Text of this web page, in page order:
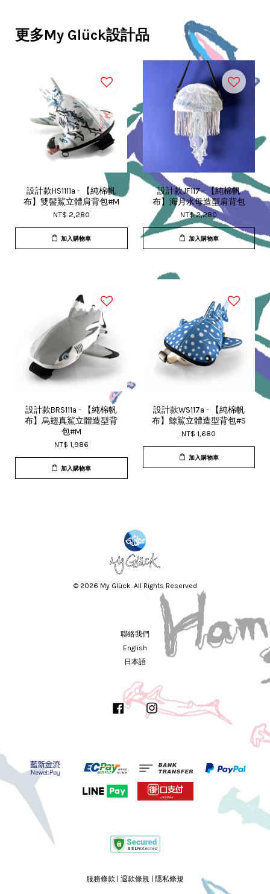
更多My Glück設計品
設計款HS1111a - 【純棉帆
布】雙髻鯊立體肩背包#M
NT$ 2,280
加入購物車
設計款JF117 - 【純棉帆
布】海月水母造型肩背包
NT$ 2,280
加入購物車
設計款BRS111a - 【純棉帆
布】烏翅真鯊立體造型背
包#M
NT$ 1,986
加入購物車
設計款WS117a - 【純棉帆
布】鯨鯊立體造型背包#S
NT$ 1,680
加入購物車
© 2026 My Glück. All Rights Reserved
聯絡我們
English
日本語
FacebookInstagram
服務條款 | 退款條規 | 隱私條規